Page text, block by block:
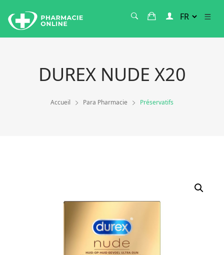
DUREX NUDE X20
Accueil Para Pharmacie Préservatifs